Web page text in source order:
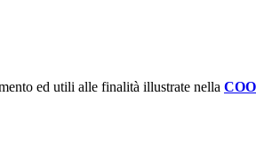
ed utili alle finalità illustrate nella